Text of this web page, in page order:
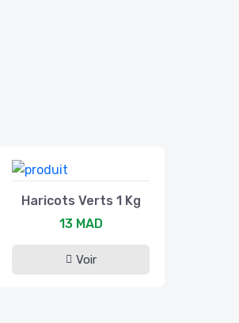
Haricots Verts 1 Kg
13 MAD
Voir